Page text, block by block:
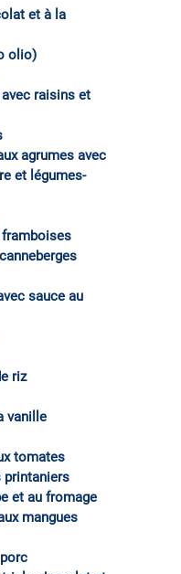
et à la
olio)
raisins et
agrumes avec
et légumes-
sauce au
riz
vanille
tomates
printaniers
et au fromage
mangues